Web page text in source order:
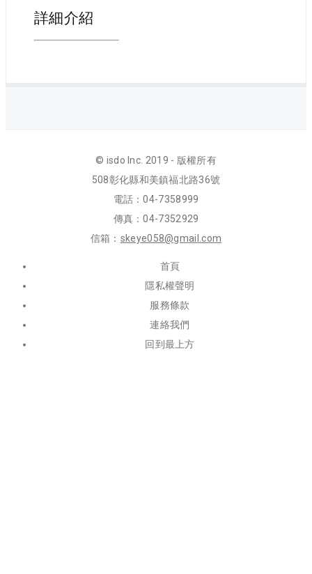
詳細介紹
© isdo Inc. 2019 - 版權所有
508彰化縣和美鎮福北路36號
電話：04-7358999
傳真：04-7352929
信箱： skeye058@gmail.com
首頁
隱私權聲明
服務條款
連絡我們
回到最上方